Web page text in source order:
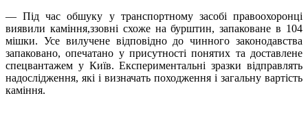
— Під час обшуку у транспортному засобі правоохоронці
виявили каміння,ззовні схоже на бурштин, запаковане в 104
мішки. Усе вилучене відповідно до чинного законодавства
запаковано, опечатано у присутності понятих та доставлене
спецвантажем у Київ. Експериментальні зразки відправлять
надослідження, які і визначать походження і загальну вартість
каміння.